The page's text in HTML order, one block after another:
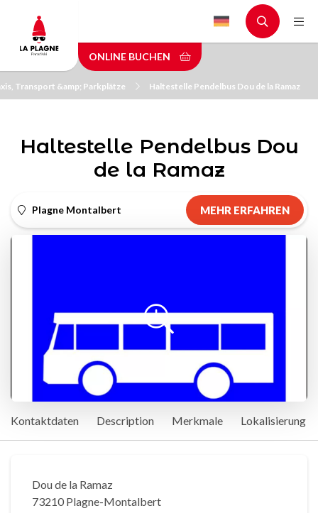
main
content
ONLINE BUCHEN
Transport &amp; Parkplätze Haltestelle Pendelbus Dou de la Ramaz
Haltestelle Pendelbus Dou
de la Ramaz
Plagne Montalbert MEHR ERFAHREN
Kontaktdaten Description Merkmale Lokalisierung
Dou de la Ramaz
73210 Plagne-Montalbert